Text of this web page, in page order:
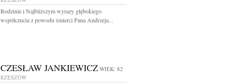
Rodzinie i Najbliższym wyrazy głębokiego
współczucia z powodu śmierci Pana Andrzeja...
CZESŁAW JANKIEWICZ WIEK: 82
RZESZÓW